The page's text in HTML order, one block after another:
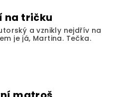
í
p
r
ý
na tričku
a vznikly nejdřív na
je já, Martina. Tečka.